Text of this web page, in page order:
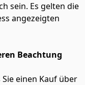
sein. Es gelten die
angezeigten
Beachtung
einen Kauf über